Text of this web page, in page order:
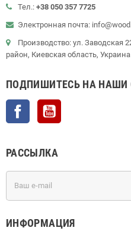
Тел.: +38 050 357 7725
Электронная почта:
Производство: ул. Заводская
район, Киевская область, Украина
ПОДПИШИТЕСЬ НА НАШИ
Facebook
РАССЫЛКА
ИНФОРМАЦИЯ